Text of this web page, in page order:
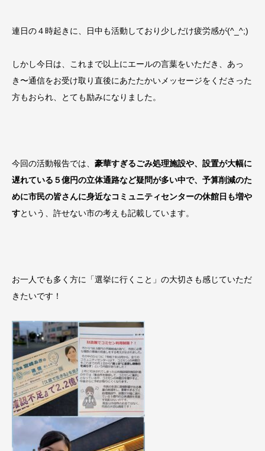
連日の４時起きに、日中も活動しており少しだけ疲労感が(^_^;)
しかし今日は、これまで以上にエールの言葉をいただき、あっ
き〜通信をお受け取り直後にあたたかいメッセージをくださった
方もおられ、とても励みになりました。
今回の活動報告では、 豪華すぎるごみ処理施設や、設置が大幅に
遅れている５億円の立体通路など疑問が多い中で、予算削減のた
めに市民の皆さんに身近なコミュニティセンターの休館日も増や
すという、許せない市の考えも記載しています。
お一人でも多く方に「選挙に行くこと」の大切さも感じていただ
きたいです！